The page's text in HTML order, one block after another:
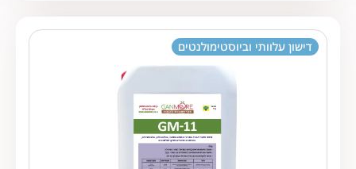
דישון עלוותי וביוסטימולנטים